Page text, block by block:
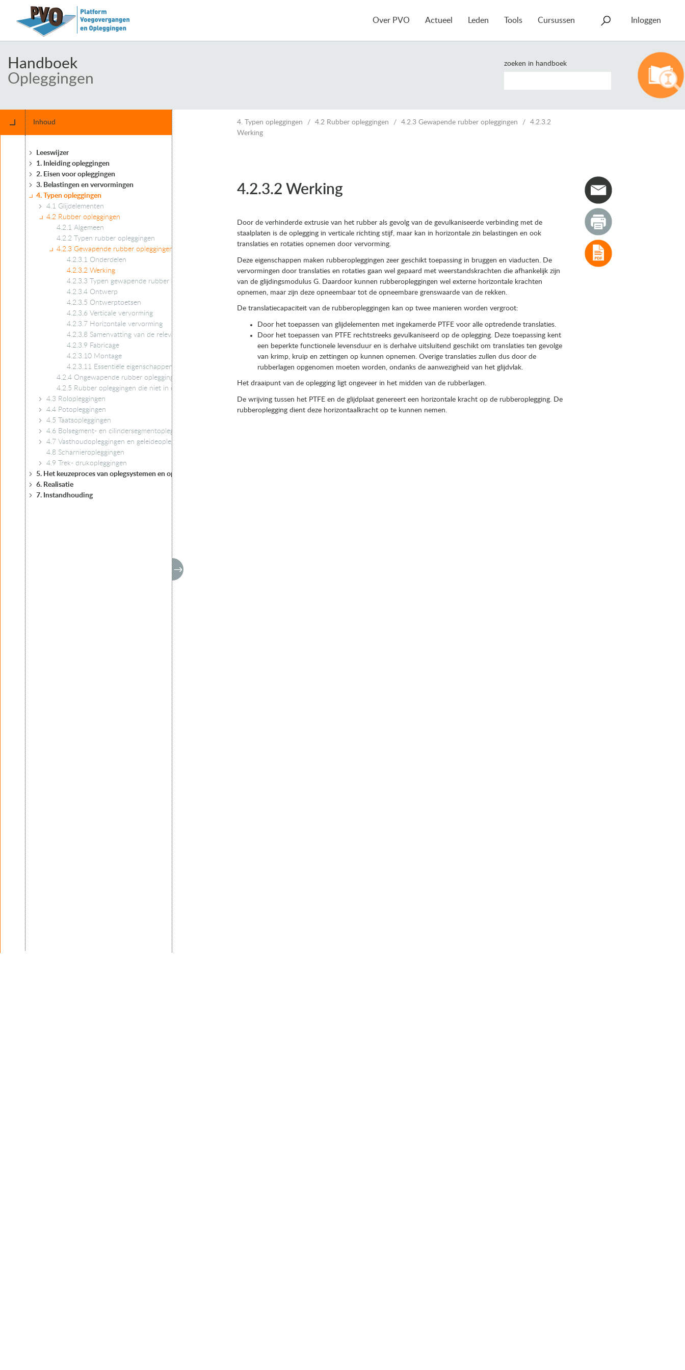
Over PVO Actueel Leden Tools Cursussen Inloggen
Handboek
Opleggingen
zoeken in handboek
Inhoud
Leeswijzer
1. Inleiding opleggingen
2. Eisen voor opleggingen
3. Belastingen en vervormingen
4. Typen opleggingen
4.1 Glijdelementen
4.2 Rubber opleggingen
4.2.1 Algemeen
4.2.2 Typen rubber opleggingen
4.2.3 Gewapende rubber opleggingen
4.2.3.1 Onderdelen
4.2.3.2 Werking
4.2.3.3 Typen gewapende rubber opleggingen
4.2.3.4 Ontwerp
4.2.3.5 Ontwerptoetsen
4.2.3.6 Verticale vervorming
4.2.3.7 Horizontale vervorming
4.2.3.8 Samenvatting van de relevante parameters en ontwerpaspecten
4.2.3.9 Fabricage
4.2.3.10 Montage
4.2.3.11 Essentiële eigenschappen van gewapende rubber opleggingen
4.2.4 Ongewapende rubber opleggingen
4.2.5 Rubber opleggingen die niet in de EN 1337-3 zijn geregeld
4.3 Rolopleggingen
4.4 Potopleggingen
4.5 Taatsopleggingen
4.6 Bolsegment- en cilindersegmentopleggingen
4.7 Vasthoudopleggingen en geleideopleggingen
4.8 Scharnieropleggingen
4.9 Trek- drukopleggingen
5. Het keuzeproces van oplegsystemen en opleggingen
6. Realisatie
7. Instandhouding
4. Typen opleggingen 4.2 Rubber opleggingen 4.2.3 Gewapende rubber opleggingen
4.2.3.2
Werking
4.2.3.2 Werking
Door de verhinderde extrusie van het rubber als gevolg van de gevulkaniseerde verbinding met de
staalplaten is de oplegging in verticale richting stijf, maar kan in horizontale zin belastingen en ook
translaties en rotaties opnemen door vervorming.
Deze eigenschappen maken rubberopleggingen zeer geschikt toepassing in bruggen en viaducten. De
vervormingen door translaties en rotaties gaan wel gepaard met weerstandskrachten die afhankelijk zijn
van de glijdingsmodulus G. Daardoor kunnen rubberopleggingen wel externe horizontale krachten
opnemen, maar zijn deze opneembaar tot de opneembare grenswaarde van de rekken.
De translatiecapaciteit van de rubberopleggingen kan op twee manieren worden vergroot:
Door het toepassen van glijdelementen met ingekamerde PTFE voor alle optredende translaties.
Door het toepassen van PTFE rechtstreeks gevulkaniseerd op de oplegging. Deze toepassing kent
een beperkte functionele levensduur en is derhalve uitsluitend geschikt om translaties ten gevolge
van krimp, kruip en zettingen op kunnen opnemen. Overige translaties zullen dus door de
rubberlagen opgenomen moeten worden, ondanks de aanwezigheid van het glijdvlak.
Het draaipunt van de oplegging ligt ongeveer in het midden van de rubberlagen.
De wrijving tussen het PTFE en de glijdplaat genereert een horizontale kracht op de rubberoplegging. De
rubberoplegging dient deze horizontaalkracht op te kunnen nemen.